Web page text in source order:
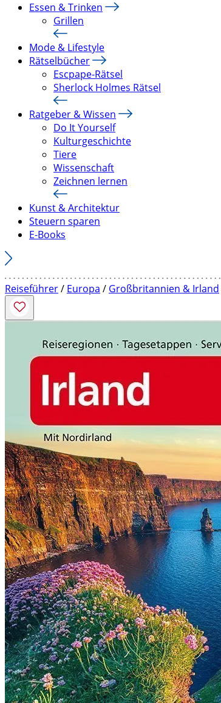
Essen & Trinken
Grillen
Mode & Lifestyle
Rätselbücher
Escpape-Rätsel
Sherlock Holmes Rätsel
Ratgeber & Wissen
Do It Yourself
Kulturgeschichte
Tiere
Wissenschaft
Zeichnen lernen
Kunst & Architektur
Steuern sparen
E-Books
Reiseführer/ Europa / Großbritannien & Irland